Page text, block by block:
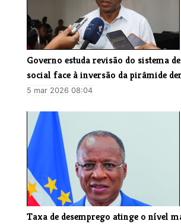
Governo estuda revisão do sistema
social face à inversão da pirâmide
5 mar 2026 08:04
Taxa de desemprego atinge o nível